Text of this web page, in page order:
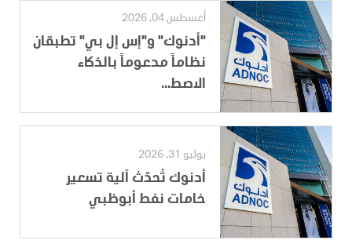
أغسطس 04, 2026
"أدنوك" و"إس إل بي" تطبقان
نظاماً مدعوماً بالذكاء
الاصط...
يوليو 31, 2026
أدنوك تُحدّث آلية تسعير
خامات نفط أبوظبي